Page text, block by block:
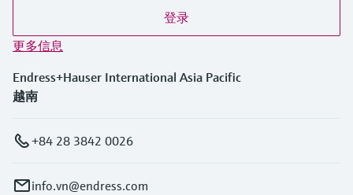
登录
更多信息
Endress+Hauser International Asia Pacific
越南
+84 28 3842 0026
info.vn@endress.com